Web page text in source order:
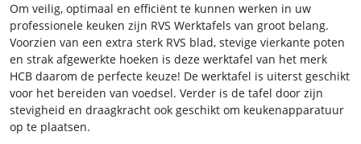
Om veilig, optimaal en efficiënt te kunnen werken in uw
professionele keuken zijn RVS Werktafels van groot belang.
Voorzien van een extra sterk RVS blad, stevige vierkante poten
en strak afgewerkte hoeken is deze werktafel van het merk
HCB daarom de perfecte keuze! De werktafel is uiterst geschikt
voor het bereiden van voedsel. Verder is de tafel door zijn
stevigheid en draagkracht ook geschikt om keukenapparatuur
op te plaatsen.